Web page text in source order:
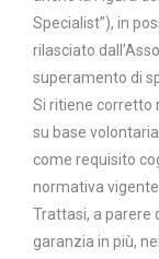
Specialist”), in
rilasciato
superamento di
Si ritiene corretto
su base
come requisito
normativa vigente.
Trattasi, a parere
garanzia in più,